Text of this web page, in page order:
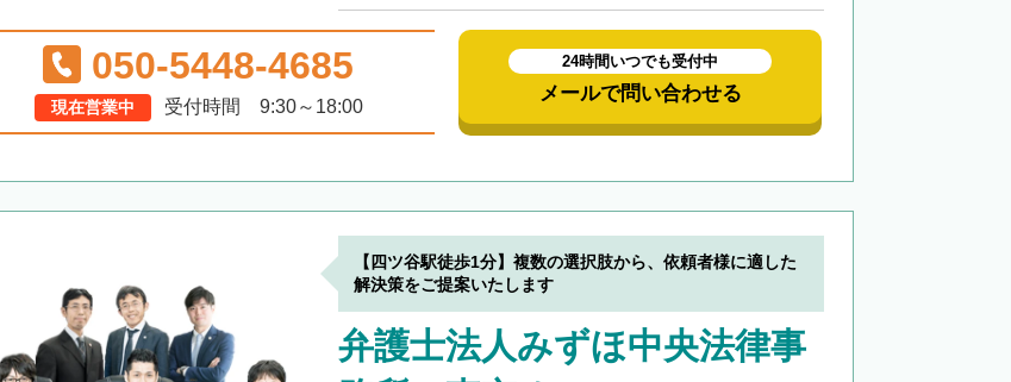
050-5448-4685
現在営業中 受付時間 9:30～18:00
24時間いつでも受付中
メールで問い合わせる
【四ツ谷駅徒歩1分】複数の選択肢から、依頼者様に適した
解決策をご提案いたします
弁護士法人みずほ中央法律事